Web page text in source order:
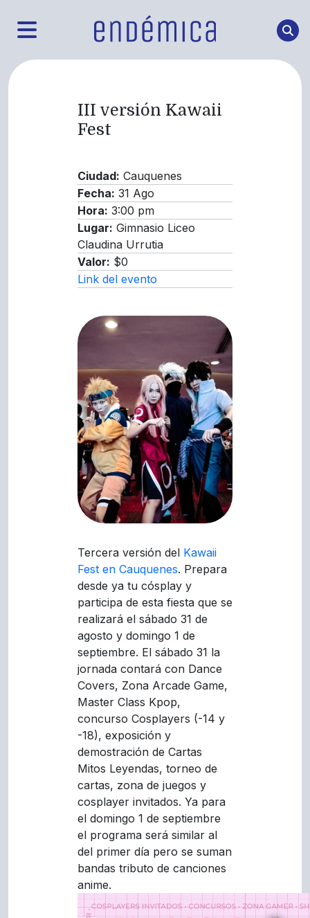
III versión Kawaii
Fest
Ciudad: Cauquenes
Fecha: 31 Ago
Hora: 3:00 pm
Lugar: Gimnasio Liceo
Claudina Urrutia
Valor: $0
Link del evento
Tercera versión del Kawaii
Fest en Cauquenes. Prepara
desde ya tu cósplay y
participa de esta fiesta que se
realizará el sábado 31 de
agosto y domingo 1 de
septiembre. El sábado 31 la
jornada contará con Dance
Covers, Zona Arcade Game,
Master Class Kpop,
concurso Cosplayers (-14 y
-18), exposición y
demostración de Cartas
Mitos Leyendas, torneo de
cartas, zona de juegos y
cosplayer invitados. Ya para
el domingo 1 de septiembre
el programa será similar al
del primer día pero se suman
bandas tributo de canciones
anime.